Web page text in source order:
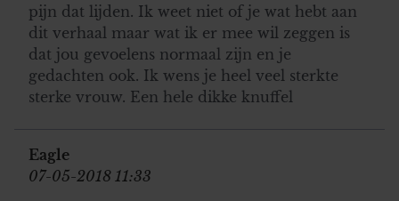
pijn dat lijden. Ik weet niet of je wat hebt aan
dit verhaal maar wat ik er mee wil zeggen is
dat jou gevoelens normaal zijn en je
gedachten ook. Ik wens je heel veel sterkte
sterke vrouw. Een hele dikke knuffel
Eagle
07-05-2018 11:33